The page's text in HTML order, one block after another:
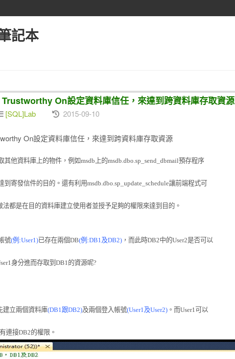
記本
On設定資料庫信任，來達到跨資料庫存取資源
[SQL]Lab 2015-09-10
On設定資料庫信任，來達到跨資料庫存取資源
其他資料庫上的物件，例如msdb 上的msdb.dbo.sp_send_dbmail預存程序
到寄發信件的目的。還有利用msdb.dbo.sp_update_schedule讓前端程式可
法都是在目的資料庫建立使用者並授予足夠的權限來達到目的。
號(例 :User1)已存在兩個DB(例 :DB1 及DB2) ，而此時DB2中的User2是否可以
身分進而存取到 DB1 的資源呢?
建立兩個資料庫(DB1 跟DB2)及兩個登入 帳號(User1 及User2) 。而User1 可以
連接DB2的權限。